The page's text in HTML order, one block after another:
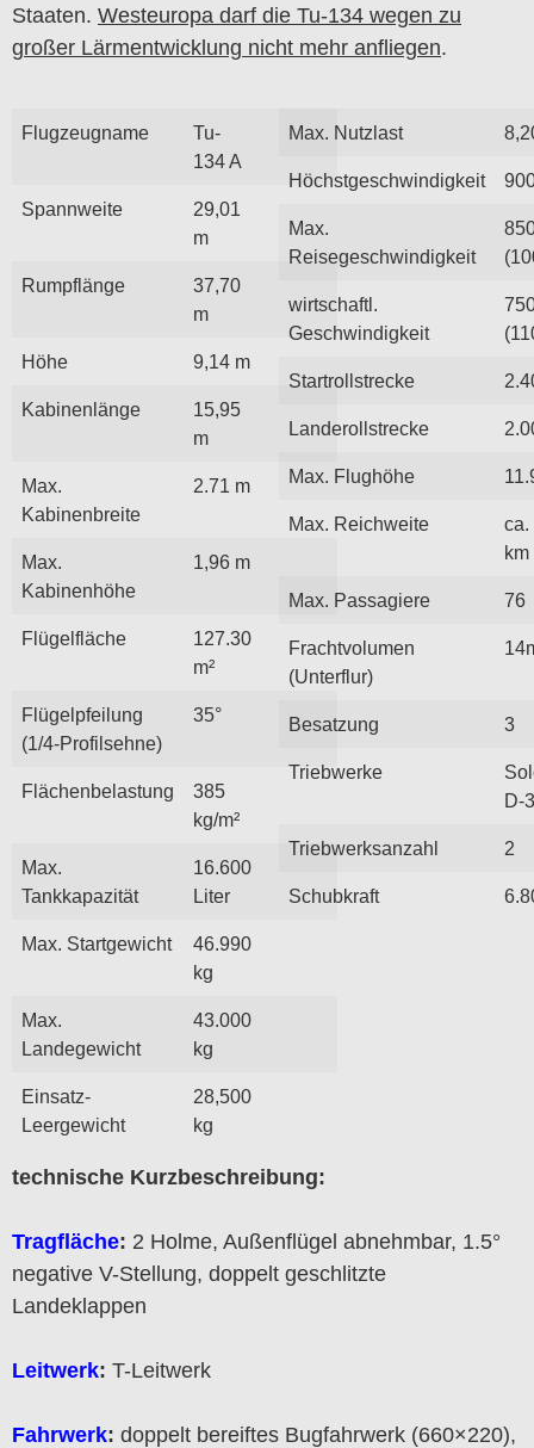
Staaten. Westeuropa darf die Tu-134 wegen zu
großer Lärmentwicklung nicht mehr anfliegen.
Flugzeugname
Tu-
134 A
Spannweite
29,01
m
Rumpflänge
37,70
m
Höhe 9,14 m
Kabinenlänge
15,95
m
Max.
Kabinenbreite
2.71 m
Max.
Kabinenhöhe
1,96 m
Flügelfläche
127.30
m²
Flügelpfeilung
(1/4-Profilsehne)
35°
Flächenbelastung
385
kg/m²
Max.
Tankkapazität
16.600
Liter
Max. Startgewicht
46.990
kg
Max.
Landegewicht
43.000
kg
Einsatz-
Leergewicht
28,500
kg
Max. Nutzlast
Höchstgeschwindigkeit
Max.
Reisegeschwindigkeit
wirtschaftl.
Geschwindigkeit
Startrollstrecke
Landerollstrecke
Max. Flughöhe
Max. Reichweite
ca.
km
Max. Passagiere 76
Frachtvolumen
(Unterflur)
Besatzung 3
Triebwerke
D-
Triebwerksanzahl 2
Schubkraft
technische Kurzbeschreibung:
Tragfläche: 2 Holme, Außenflügel abnehmbar, 1.5°
negative V-Stellung, doppelt geschlitzte
Landeklappen
Leitwerk: T-Leitwerk
Fahrwerk: doppelt bereiftes Bugfahrwerk (660×220),